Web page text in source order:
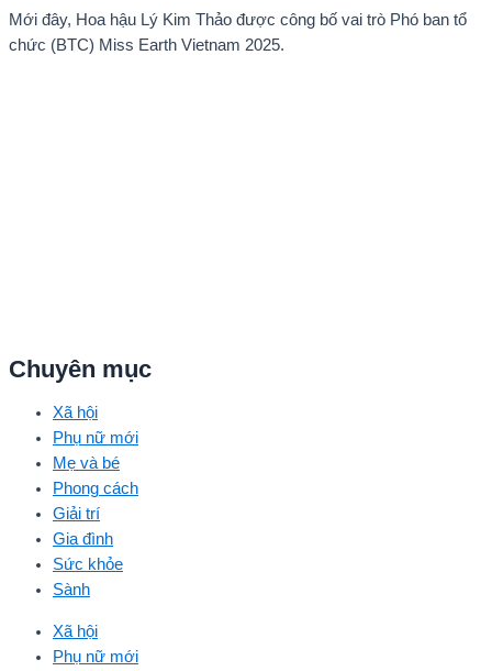
Mới đây, Hoa hậu Lý Kim Thảo được công bố vai trò Phó ban tổ
chức (BTC) Miss Earth Vietnam 2025.
Chuyên mục
Xã hội
Phụ nữ mới
Mẹ và bé
Phong cách
Giải trí
Gia đình
Sức khỏe
Sành
Xã hội
Phụ nữ mới